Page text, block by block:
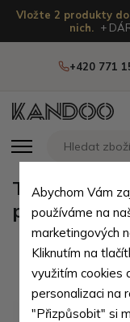
Vložte 2 produkty
nich.
+
+420 771
Tmavě
peněženka
Abychom Vám
používáme na
marketingových
Kliknutím na
využitím cookies
personalizaci na
"Přizpůsobit" si